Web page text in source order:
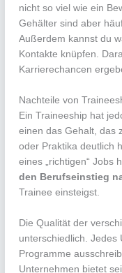
nicht so viel wie ein
Gehälter sind aber
Außerdem kannst du
Kontakte knüpfen.
Karrierechancen
Nachteile von
Ein Traineeship hat
einen das Gehalt, das
oder Praktika deutlich
eines „richtigen“ Jobs
den Berufseinstieg
Trainee einsteigst.
Die Qualität der
unterschiedlich. Jedes
Programme
Unternehmen bietet